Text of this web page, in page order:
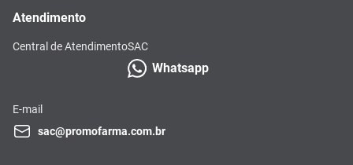
Atendimento
Central de AtendimentoSAC
Whatsapp
E-mail
sac@promofarma.com.br